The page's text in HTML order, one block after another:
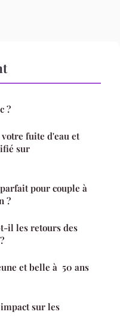
?
fuite d'eau et
sur
pour couple à
?
il les retours des
et belle à 50 ans
sur les